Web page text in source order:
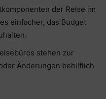
der Reise im
einfacher, das Budget
stehen zur
Änderungen behilflich